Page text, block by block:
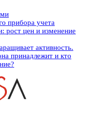
прибора учета
рост цен и изменение
активность.
принадлежит и кто